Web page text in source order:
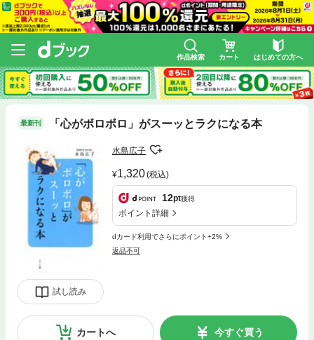
作品検索 カート はじめての方へ
最新刊 「心がボロボロ」がスーッとラクになる本
試し読み
水島広子
1,320(税込)
12pt獲得
ポイント詳細
dカード利用でさらにポイント+2%
返品不可
カートへ 今すぐ買う